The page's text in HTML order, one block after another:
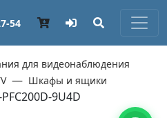
54
для видеонаблюдения
Шкафы и ящики
9U4D